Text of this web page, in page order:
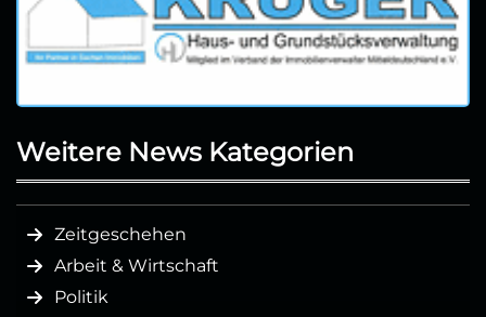
Weitere News Kategorien
Zeitgeschehen
Arbeit & Wirtschaft
Politik